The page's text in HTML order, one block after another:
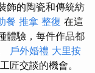
飾的陶瓷和傳統紡
餐 推拿 整復 在這
體驗，每件作品都
戶外婚禮 大里按
匠交談的機會。